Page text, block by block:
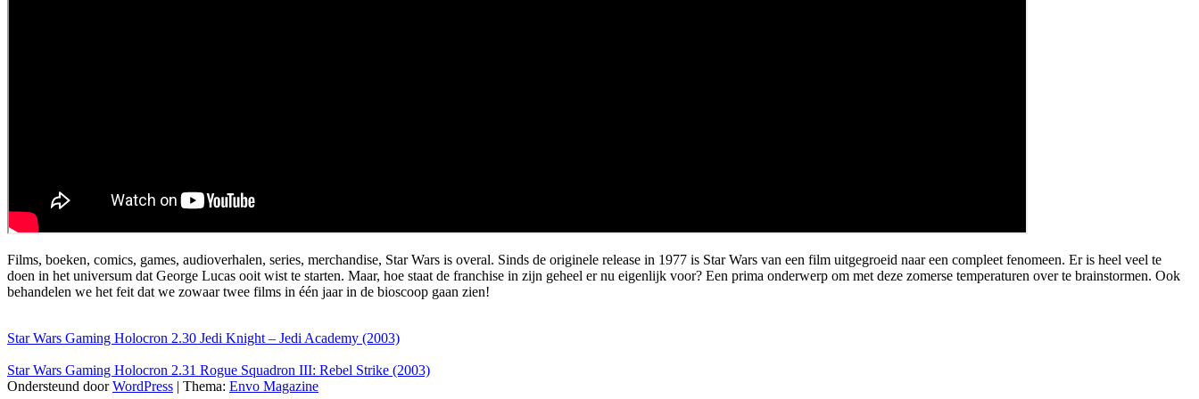
Films, boeken, comics, games, audioverhalen, series, merchandise, Star Wars is overal. Sinds de originele release in 1977 is Star Wars van een film uitgegroeid naar een compleet fenomeen. Er is heel veel te
doen in het universum dat George Lucas ooit wist te starten. Maar, hoe staat de franchise in zijn geheel er nu eigenlijk voor? Een prima onderwerp om met deze zomerse temperaturen over te brainstormen. Ook
behandelen we het feit dat we zowaar twee films in één jaar in de bioscoop gaan zien!
Star Wars Gaming Holocron 2.30 Jedi Knight – Jedi Academy (2003)
Star Wars Gaming Holocron 2.31 Rogue Squadron III: Rebel Strike (2003)
Ondersteund doorWordPress | Thema: Envo Magazine